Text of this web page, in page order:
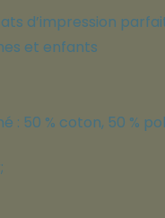
d’impression
et enfants
: 50 % coton, 50 %